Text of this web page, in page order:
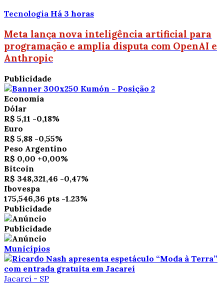
Tecnologia Há 3 horas
Meta lança nova inteligência artificial para
programação e amplia disputa com OpenAI e
Anthropic
Publicidade
Economia
Dólar
R$ 5,11 -0,18%
Euro
R$ 5,88 -0,55%
Peso Argentino
R$ 0,00 +0,00%
Bitcoin
R$ 348,321,46 -0,47%
Ibovespa
175,546,36 pts -1.23%
Publicidade
Publicidade
Municípios
Jacareí - SP